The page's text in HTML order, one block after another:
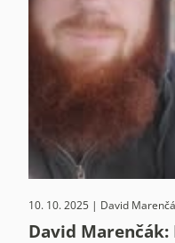
10. 10. 2025 | David
David